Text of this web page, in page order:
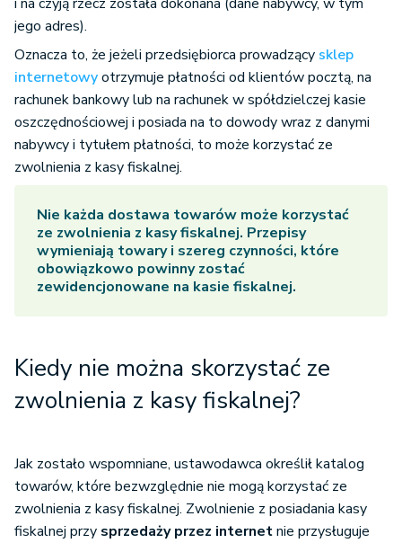
jego adres).
Oznacza to, że jeżeli przedsiębiorca prowadzący sklep
internetowyotrzymuje płatności od klientów pocztą, na
rachunek bankowy lub na rachunek w spółdzielczej kasie
oszczędnościowej i posiada na to dowody wraz z danymi
nabywcy i tytułem płatności, to może korzystać ze
zwolnienia z kasy fiskalnej.
Nie każda dostawa towarów może korzystać
ze zwolnienia z kasy fiskalnej. Przepisy
wymieniają towary i szereg czynności, które
obowiązkowo powinny zostać
zewidencjonowane na kasie fiskalnej.
Kiedy nie można skorzystać ze
zwolnienia z kasy fiskalnej?
Jak zostało wspomniane, ustawodawca określił katalog
towarów, które bezwzględnie nie mogą korzystać ze
zwolnienia z kasy fiskalnej. Zwolnienie z posiadania kasy
fiskalnej przy sprzedaży przez internetnie przysługuje